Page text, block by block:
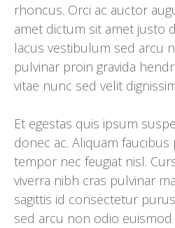
rhoncus. Orci ac auctor
amet dictum sit amet justo
lacus vestibulum sed arcu
pulvinar proin gravida
vitae nunc sed velit
Et egestas quis ipsum
donec ac. Aliquam faucibus
tempor nec feugiat nisl.
viverra nibh cras pulvinar
sagittis id consectetur
sed arcu non odio euismod